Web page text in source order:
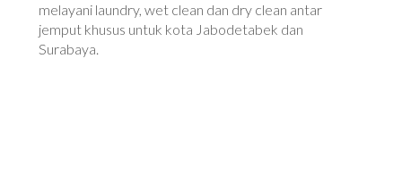
melayani laundry, wet clean dan dry clean antar
jemput khusus untuk kota Jabodetabek dan
Surabaya.